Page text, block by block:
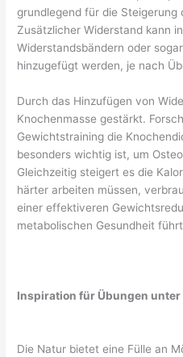
grundlegend für die
Zusätzlicher Widerstand kann
Widerstandsbändern oder
hinzugefügt werden, je nach
Durch das Hinzufügen von
Knochenmasse gestärkt.
Gewichtstraining die
besonders wichtig ist, um
Gleichzeitig steigert es die
härter arbeiten müssen,
einer effektiveren
metabolischen Gesundheit
Inspiration für Übungen unter
Die Natur bietet eine Fülle an